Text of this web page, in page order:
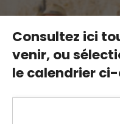
Consultez ici
venir,ou
le calendrier